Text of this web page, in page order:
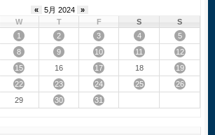
« 5月 2024
»
W T F S
S
1
2 3 4
5
8 9 10 11
12
15 16 17 18
19
22 23 24 25
26
29 30 31